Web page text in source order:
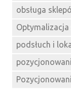
obsługa
podsłuch i